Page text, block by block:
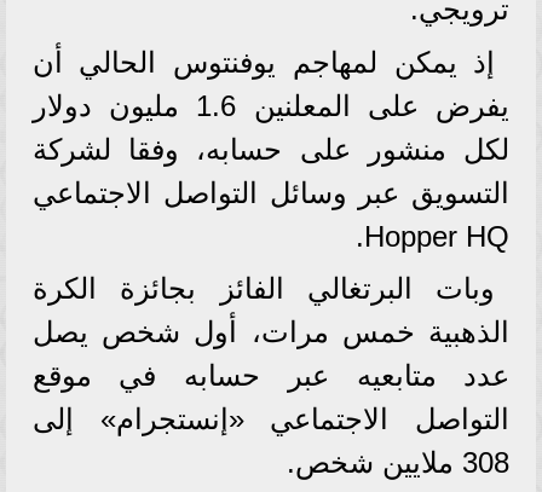
ترويجي.
إذ يمكن لمهاجم يوفنتوس الحالي أن
يفرض على المعلنين 1.6 مليون دولار
لكل منشور على حسابه، وفقا لشركة
التسويق عبر وسائل التواصل الاجتماعي
Hopper HQ.
وبات البرتغالي الفائز بجائزة الكرة
الذهبية خمس مرات، أول شخص يصل
عدد متابعيه عبر حسابه في موقع
التواصل الاجتماعي «إنستجرام» إلى
308 ملايين شخص.